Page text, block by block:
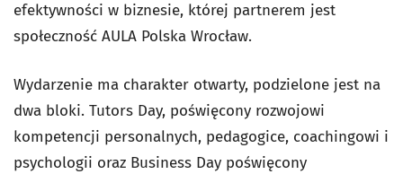
efektywności w biznesie, której partnerem jest
społeczność AULA Polska Wrocław.
Wydarzenie ma charakter otwarty, podzielone jest na
dwa bloki. Tutors Day, poświęcony rozwojowi
kompetencji personalnych, pedagogice, coachingowi i
psychologii oraz Business Day poświęcony